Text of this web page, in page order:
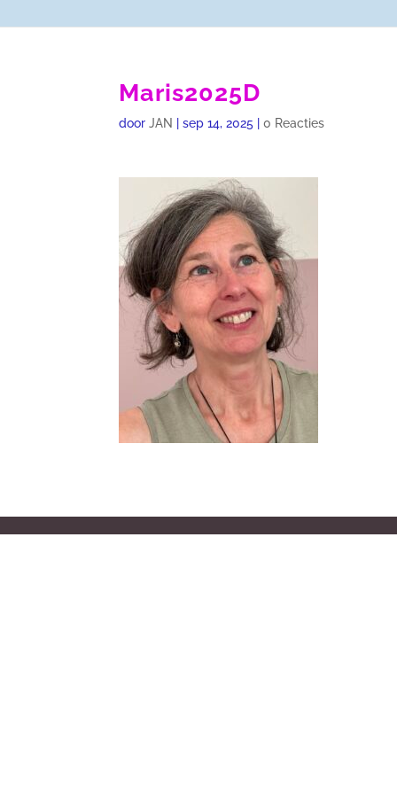
Maris2025D
doorJAN |sep 14, 2025 |0 Reacties